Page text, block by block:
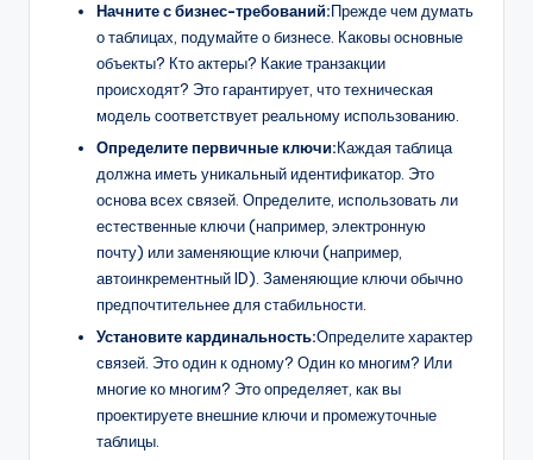
Начните с бизнес-требований:Прежде чем думать
о таблицах, подумайте о бизнесе. Каковы основные
объекты? Кто актеры? Какие транзакции
происходят? Это гарантирует, что техническая
модель соответствует реальному использованию.
Определите первичные ключи:Каждая таблица
должна иметь уникальный идентификатор. Это
основа всех связей. Определите, использовать ли
естественные ключи (например, электронную
почту) или заменяющие ключи (например,
автоинкрементный ID). Заменяющие ключи обычно
предпочтительнее для стабильности.
Установите кардинальность:Определите характер
связей. Это один к одному? Один ко многим? Или
многие ко многим? Это определяет, как вы
проектируете внешние ключи и промежуточные
таблицы.